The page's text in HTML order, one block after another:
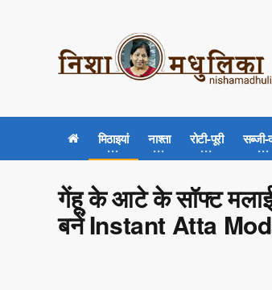
मिठाइयां नाश्ता रोटी-पूरी सब्जी-
गेंहू के आटे के सॉफ्ट
बनें Instant Atta